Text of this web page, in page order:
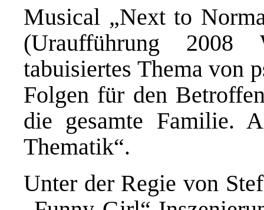
Musical „Next to
(Uraufführung 2008
tabuisiertes Thema von
Folgen für den
die gesamte Familie.
Thematik“.
Unter der Regie von